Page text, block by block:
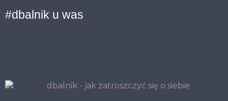
#dbalnik u was